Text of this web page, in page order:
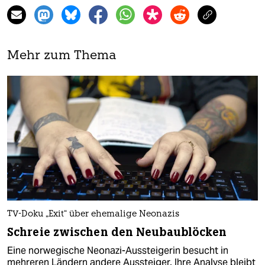
Mehr zum Thema
TV-Doku „Exit“ über ehemalige Neonazis
Schreie zwischen den Neubaublöcken
Eine norwegische Neonazi-Aussteigerin besucht in